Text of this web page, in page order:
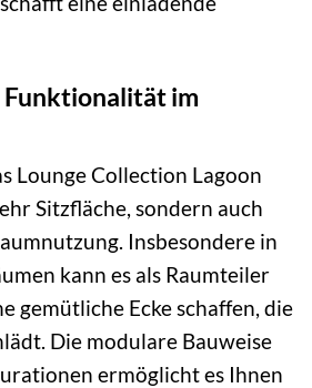
im
Lounge Collection Lagoon
Sitzfläche, sondern auch
Insbesondere in
kann es als Raumteiler
gemütliche Ecke schaffen, die
Die modulare Bauweise
ermöglicht es Ihnen